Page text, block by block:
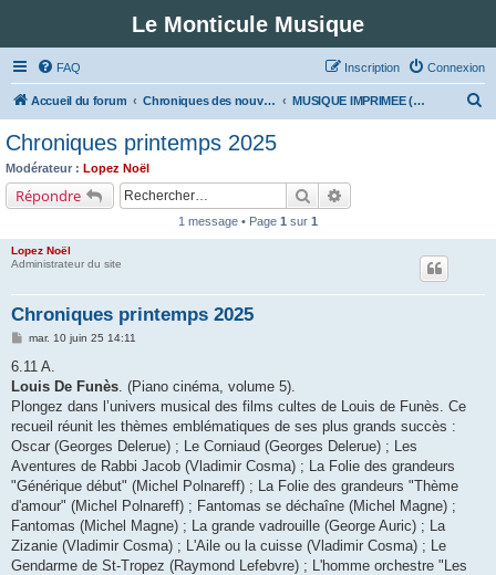
Le Monticule Musique
FAQ Connexion
Inscription
Accueil du forum Chroniques des nouveautés musicales : Pour voir les visuels des notices vous devez vous enregistrer. MUSIQUE IMPRIMEE (Classe 6 - Musique et cinéma)
Chroniques printemps 2025
Modérateur : Lopez Noël
Répondre Rechercher
1 message • Page 1 sur 1
Lopez Noël
Administrateur du site
Chroniques printemps 2025
M
s
a
g
mar. 10 juin 25 14:11
6.11 A.
Louis De Funès . (Piano cinéma, volume 5).
Plongez dans l’univers musical des films cultes de Louis de Funès. Ce
recueil réunit les thèmes emblématiques de ses plus grands succès :
Oscar (Georges Delerue) ; Le Corniaud (Georges Delerue) ; Les
Aventures de Rabbi Jacob (Vladimir Cosma) ; La Folie des grandeurs
"Générique début" (Michel Polnareff) ; La Folie des grandeurs "Thème
d'amour" (Michel Polnareff) ; Fantomas se déchaîne (Michel Magne) ;
Fantomas (Michel Magne) ; La grande vadrouille (George Auric) ; La
Zizanie (Vladimir Cosma) ; L'Aile ou la cuisse (Vladimir Cosma) ; Le
Gendarme de St-Tropez (Raymond Lefebvre) ; L'homme orchestre "Les